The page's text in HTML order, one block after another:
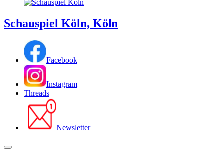
Schauspiel Köln, Köln
Facebook
Instagram
Threads
Newsletter